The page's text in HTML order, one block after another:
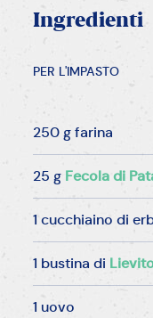
Ingredienti
PER L'IMPASTO
250 g farina
25 g Fecola di
1 cucchiaino di
1 bustina di
1 uovo